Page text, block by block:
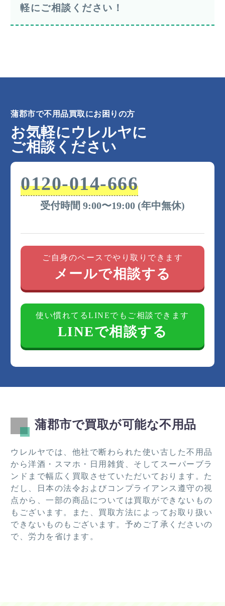
軽にご相談ください！
蒲郡市で不用品買取にお困りの方
お気軽にウレルヤに
ご相談ください
0120-014-666
受付時間 9:00〜19:00 (年中無休)
ご自身のペースでやり取りできます
メールで相談する
使い慣れてるLINEでもご相談できます
LINEで相談する
蒲郡市で買取が可能な不用品
ウレルヤでは、他社で断わられた使い古した不用品
から洋酒・スマホ・日用雑貨、そしてスーパーブラ
ンドまで幅広く買取させていただいております。た
だし、日本の法令およびコンプライアンス遵守の視
点から、一部の商品については買取ができないもの
もございます。また、買取方法によってお取り扱い
できないものもございます。予めご了承くださいの
で、労力を省けます。